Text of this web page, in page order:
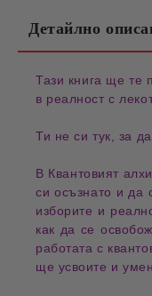
Детайлно
Тази книга ще те
в реалност с
Ти не си тук, за
В Квантовият
си осъзнато и да
изборите и
как да се
работата с
ще усвоите и